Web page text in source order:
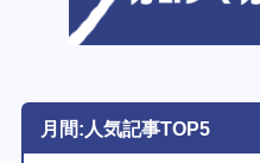
月間:人気記事TOP5